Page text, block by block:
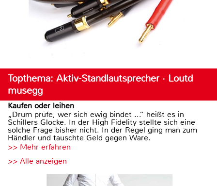
Topthema: Aktiv-Standlautsprecher · Loutd
musegg
Kaufen oder leihen
„Drum prüfe, wer sich ewig bindet ...“ heißt es in
Schillers Glocke. In der High Fidelity stellte sich eine
solche Frage bisher nicht. In der Regel ging man zum
Händler und tauschte Geld gegen Ware.
>> Mehr erfahren
>> Alle anzeigen